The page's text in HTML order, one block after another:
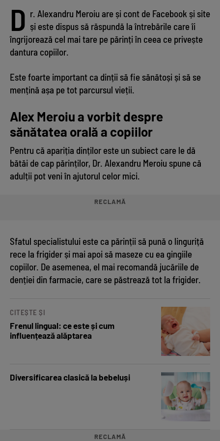
D r. Alexandru Meroiu are și cont de Facebook și site
și este dispus să răspundă la întrebările care îi
îngrijorează cel mai tare pe părinți în ceea ce privește
dantura copiilor.
Este foarte important ca dinții să fie sănătoși și să se
mențină așa pe tot parcursul vieții.
Alex Meroiu a vorbit despre
sănătatea orală a copiilor
Pentru că apariția dinților este un subiect care le dă
bătăi de cap părinților, Dr. Alexandru Meroiu spune că
adulții pot veni în ajutorul celor mici.
RECLAMĂ
Sfatul specialistului este ca părinții să pună o linguriță
rece la frigider și mai apoi să maseze cu ea gingiile
copiilor. De asemenea, el mai recomandă jucăriile de
denției din farmacie, care se păstrează tot la frigider.
CITEȘTE ȘI
Frenul lingual: ce este și cum
influențează alăptarea
Diversificarea clasică la bebeluși
RECLAMĂ